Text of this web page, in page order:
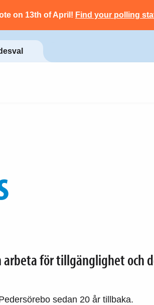
on 13th of April! Find your polling
arbeta för tillgänglighet och
sedan 20 år tillbaka.